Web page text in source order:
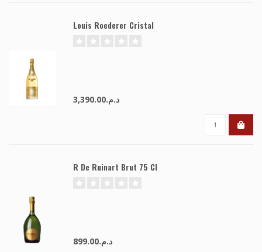
Louis Roederer Cristal
د.م.3,390.00
R De Ruinart Brut 75 Cl
د.م.899.00